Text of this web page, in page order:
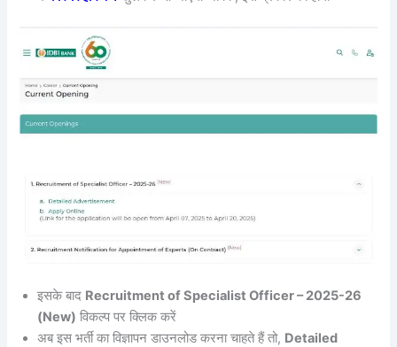
इसके बाद Recruitment of Specialist Officer – 2025-26
(New) विकल्प पर क्लिक करें
अब इस भर्ती का विज्ञापन डाउनलोड करना चाहते हैं तो, Detailed